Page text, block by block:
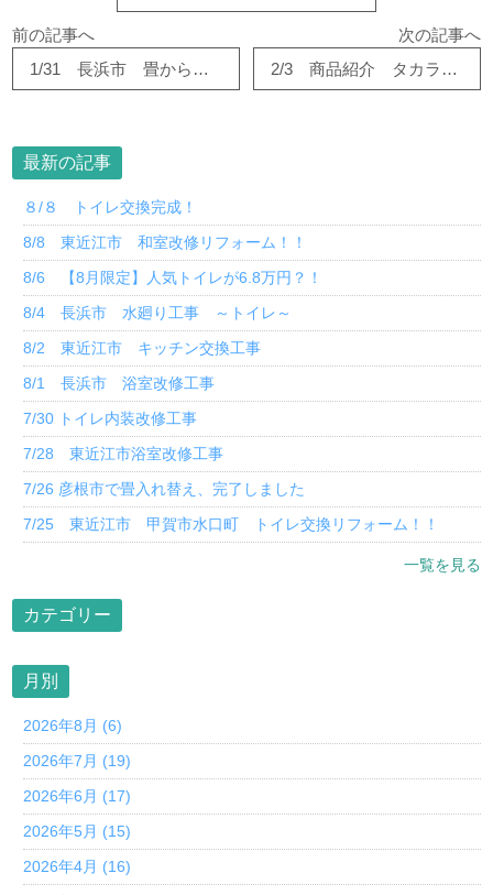
前の記事へ
1/31 長浜市 畳からフローリングに改修工事
次の記事へ
2/3 商品紹介 タカラ『エマウォール』
最新の記事
８/８ トイレ交換完成！
8/8 東近江市 和室改修リフォーム！！
8/6 【8月限定】人気トイレが6.8万円？！
8/4 長浜市 水廻り工事 ～トイレ～
8/2 東近江市 キッチン交換工事
8/1 長浜市 浴室改修工事
7/30 トイレ内装改修工事
7/28 東近江市浴室改修工事
7/26 彦根市で畳入れ替え、完了しました
7/25 東近江市 甲賀市水口町 トイレ交換リフォーム！！
一覧を見る
カテゴリー
月別
2026年8月 (6)
2026年7月 (19)
2026年6月 (17)
2026年5月 (15)
2026年4月 (16)